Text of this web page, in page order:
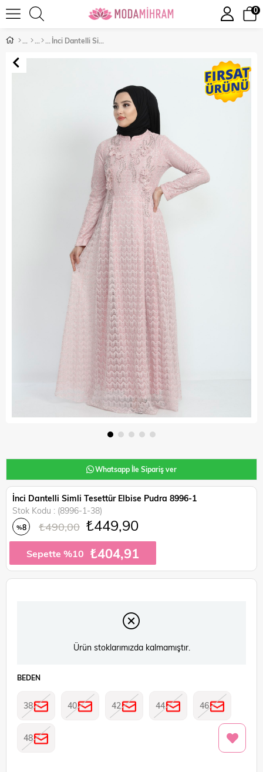
0
İnci Dantelli Simli Tesettür Elbise Pudra 8996-1
Whatsapp İle Sipariş ver
İnci Dantelli Simli Tesettür Elbise Pudra 8996-1
Stok Kodu
(8996-1-38)
%8 ₺490,00 ₺449,90
Sepette %10 ₺404,91
Ürün stoklarımızda kalmamıştır.
BEDEN
38 40 42 44 46
48